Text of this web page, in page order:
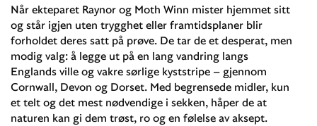
Når ekteparet Raynor og Moth Winn mister hjemmet sitt
og står igjen uten trygghet eller framtidsplaner blir
forholdet deres satt på prøve. De tar de et desperat, men
modig valg: å legge ut på en lang vandring langs
Englands ville og vakre sørlige kyststripe – gjennom
Cornwall, Devon og Dorset. Med begrensede midler, kun
et telt og det mest nødvendige i sekken, håper de at
naturen kan gi dem trøst, ro og en følelse av aksept.